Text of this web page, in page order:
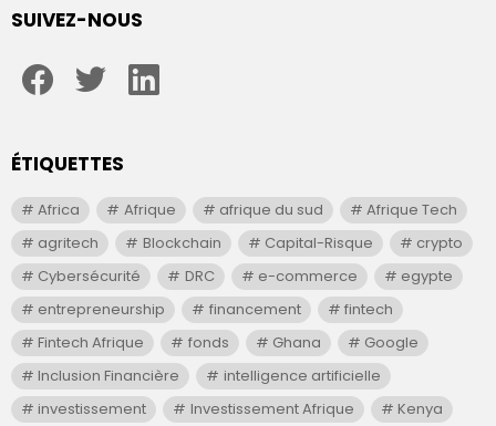
SUIVEZ-NOUS
ÉTIQUETTES
Africa Afrique afrique du sud
Afrique Tech
agritech
Blockchain Capital-Risque
crypto
Cybersécurité
DRC e-commerce
egypte
entrepreneurship
financement
fintech
Fintech Afrique
fonds Ghana
Google
Inclusion Financière
intelligence artificielle
investissement
Investissement Afrique Kenya